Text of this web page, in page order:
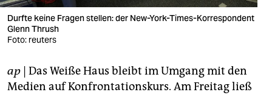
verlag
veranstaltungen
fragen & hilfe
Durfte keine Fragen stellen: der New-York-Times-Korrespondent
Glenn Thrush
Foto: reuters
ap | Das Weiße Haus bleibt im Umgang mit den
Medien auf Konfrontationskurs. Am Freitag ließ